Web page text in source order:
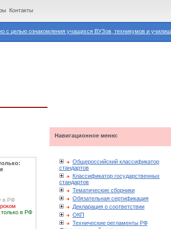
целью ознакомления учащихся ВУЗов, техникумов и училищ.
Контакты
в РФ
в РФ
Навигационное меню:
Общероссийский классификатор
стандартов
Классификатор государственных
стандартов
Тематические сборники
Обязательная сертификация
Декларация о соответствии
ОКП
Технические регламенты РФ